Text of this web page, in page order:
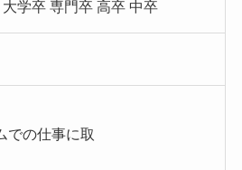
学卒 専門卒 高卒 中卒
での仕事に取